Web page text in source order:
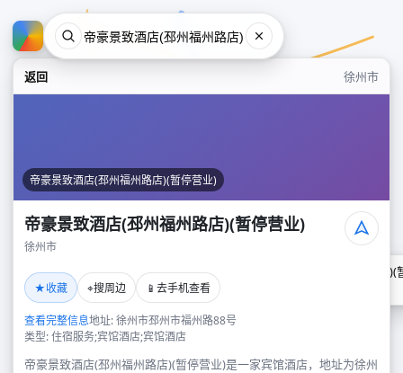
返回 徐州市
帝豪景致酒店(邳州福州路店)(暂停营业)
帝豪景致酒店(邳州福州路店)(暂停营业)
徐州市
★收藏 ⌖搜周边 📱 去手机查看
查看完整信息地址: 徐州市邳州市福州路88号
类型: 住宿服务;宾馆酒店;宾馆酒店
帝豪景致酒店(邳州福州路店)(暂停营业)是一家宾馆酒店，地址为徐州
帝豪景致酒店(邳州福州路店)(